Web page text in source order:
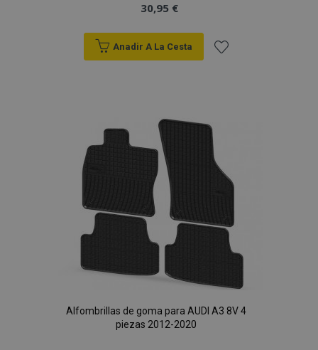
30,95 €
Anadir A La Cesta
Lista
de
Deseos
Alfombrillas de goma para AUDI A3 8V 4
piezas 2012-2020